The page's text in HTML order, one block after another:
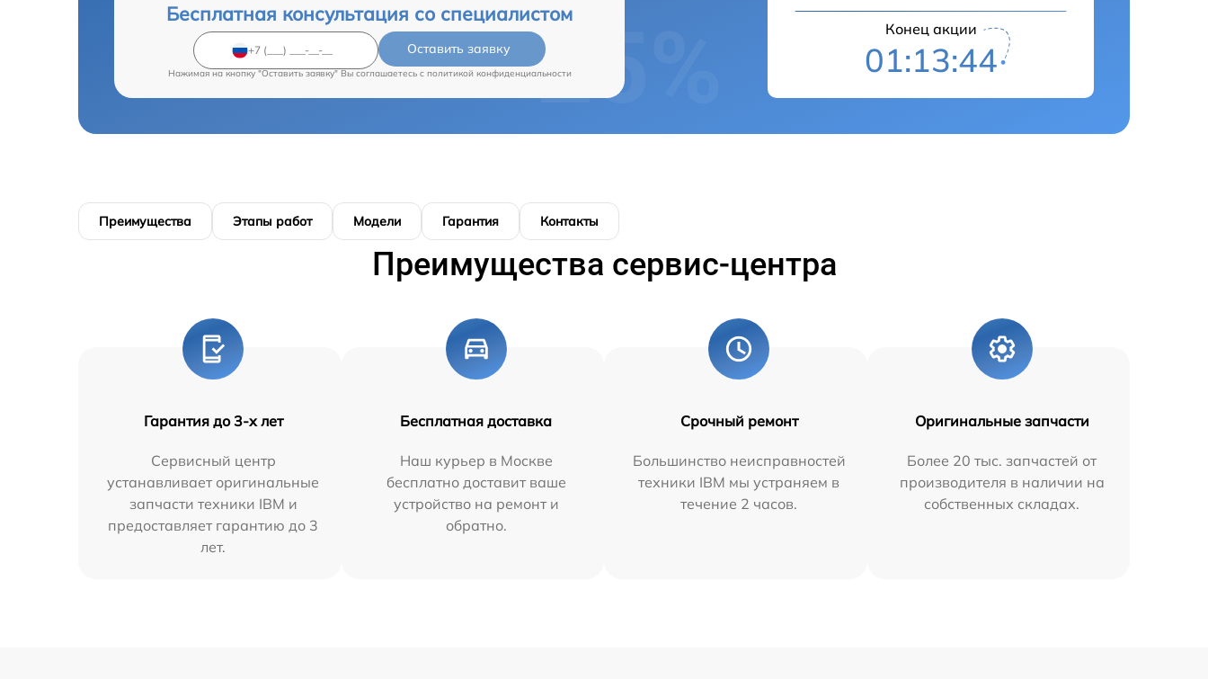
Бесплатная консультация со специалистом
Оставить заявку
Нажимая на кнопку "Оставить заявку" Вы соглашаетесь c политикой конфиденциальности
Конец акции
01:13:43
Преимущества Этапы работ Модели Гарантия Контакты
Преимущества сервис-центра
Гарантия до 3-х лет
Сервисный центр
устанавливает оригинальные
запчасти техники IBM и
предоставляет гарантию до 3
лет.
Бесплатная доставка
Наш курьер в Москве
бесплатно доставит ваше
устройство на ремонт и
обратно.
Срочный ремонт
Большинство неисправностей
техники IBM мы устраняем в
течение 2 часов.
Оригинальные запчасти
Более 20 тыс. запчастей от
производителя в наличии на
собственных складах.